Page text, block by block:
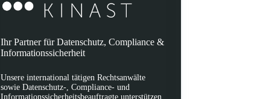
Ihr Partner für Datenschutz, Compliance &
Informationssicherheit
Unsere international tätigen Rechtsanwälte
sowie Datenschutz-, Compliance- und
Informationssicherheitsbeauftragte unterstützen